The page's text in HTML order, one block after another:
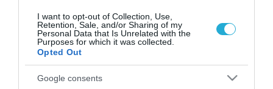
I want to opt-out of Collection, Use,
Retention, Sale, and/or Sharing of my
Personal Data that Is Unrelated with the
Purposes for which it was collected.
Opted Out
Google consents
ΡΟΗ ΕΙΔΗΣΕΩΝ